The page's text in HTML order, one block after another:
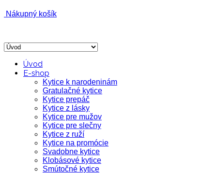
Nákupný košík
Úvod
E-shop
Kytice k narodeninám
Gratulačné kytice
Kytice prepáč
Kytice z lásky
Kytice pre mužov
Kytice pre slečny
Kytice z ruží
Kytice na promócie
Svadobne kytice
Klobásové kytice
Smútočné kytice